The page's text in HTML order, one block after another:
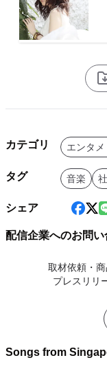
カテゴリ エンタ
タグ 音楽
シェア
配信企業へのお問い
取材依頼・
プレスリリ
Songs from